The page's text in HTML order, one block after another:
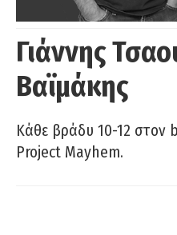
Γιάννης
Βαϊμάκης
Κάθε βράδυ 10-12 στον
Project Mayhem.